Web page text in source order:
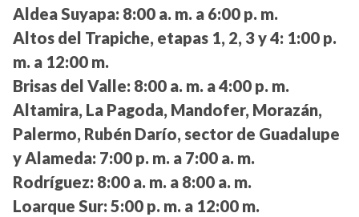
Aldea Suyapa: 8:00 a. m. a 6:00 p. m.
Altos del Trapiche, etapas 1, 2, 3 y 4: 1:00 p.
m. a 12:00 m.
Brisas del Valle: 8:00 a. m. a 4:00 p. m.
Altamira, La Pagoda, Mandofer, Morazán,
Palermo, Rubén Darío, sector de Guadalupe
y Alameda: 7:00 p. m. a 7:00 a. m.
Rodríguez: 8:00 a. m. a 8:00 a. m.
Loarque Sur: 5:00 p. m. a 12:00 m.